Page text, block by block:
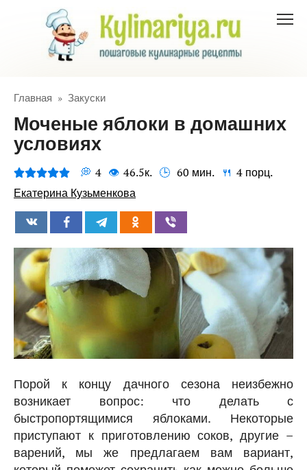
Главная » Закуски
Моченые яблоки в домашних
условиях
4 46.5к. 60 мин.
4 порц.
Екатерина Кузьменкова
Порой к концу дачного сезона неизбежно
возникает вопрос: что делать с
быстропортящимися яблоками. Некоторые
приступают к приготовлению соков, другие –
варений, мы же предлагаем вам вариант,